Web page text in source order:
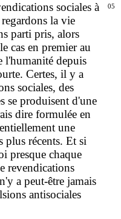
sociales à
la vie
parti pris, alors
cas en premier au
l'humanité depuis
Certes, il y a
sociales, des
se produisent d'une
dire formulée en
une
plus récents. Et si
presque chaque
revendications
a peut-être jamais
antisociales
05